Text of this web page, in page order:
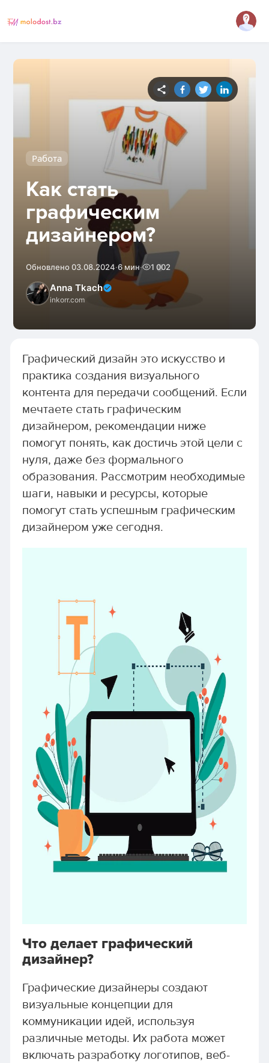
Работа
Как стать
графическим
дизайнером?
Обновлено 03.08.2024·6 мин· 1 002
Anna Tkach
inkorr.com
Графический дизайн это искусство и
практика создания визуального
контента для передачи сообщений. Если
мечтаете стать графическим
дизайнером, рекомендации ниже
помогут понять, как достичь этой цели с
нуля, даже без формального
образования. Рассмотрим необходимые
шаги, навыки и ресурсы, которые
помогут стать успешным графическим
дизайнером уже сегодня.
Что делает графический
дизайнер?
Графические дизайнеры создают
визуальные концепции для
коммуникации идей, используя
различные методы. Их работа может
включать разработку логотипов, веб-